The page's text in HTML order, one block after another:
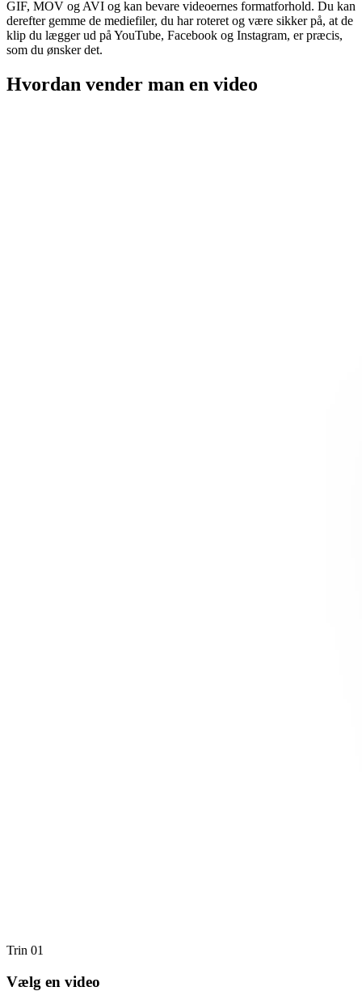
GIF, MOV og AVI og kan bevare videoernes formatforhold. Du kan
derefter gemme de mediefiler, du har roteret og være sikker på, at de
klip du lægger ud på YouTube, Facebook og Instagram, er præcis,
som du ønsker det.
Hvordan vender man en video
Trin 01
Vælg en video